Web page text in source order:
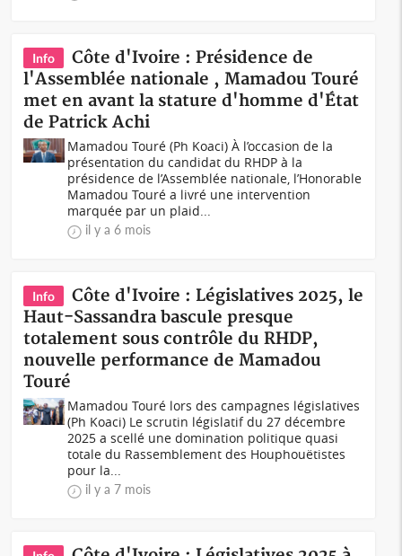
Info
Côte d'Ivoire : Présidence de
l'Assemblée nationale , Mamadou Touré
met en avant la stature d'homme d'État
de Patrick Achi
Mamadou Touré (Ph Koaci) À l’occasion de la
présentation du candidat du RHDP à la
présidence de l’Assemblée nationale, l’Honorable
Mamadou Touré a livré une intervention
marquée par un plaid...
il y a 6 mois
Info
Côte d'Ivoire : Législatives 2025, le
Haut-Sassandra bascule presque
totalement sous contrôle du RHDP,
nouvelle performance de Mamadou
Touré
Mamadou Touré lors des campagnes législatives
(Ph Koaci) Le scrutin législatif du 27 décembre
2025 a scellé une domination politique quasi
totale du Rassemblement des Houphouëtistes
pour la...
il y a 7 mois